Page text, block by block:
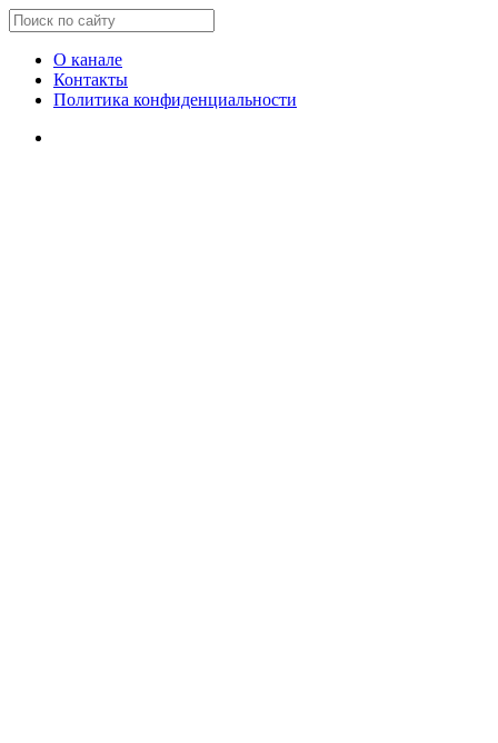
О канале
Контакты
Политика конфиденциальности